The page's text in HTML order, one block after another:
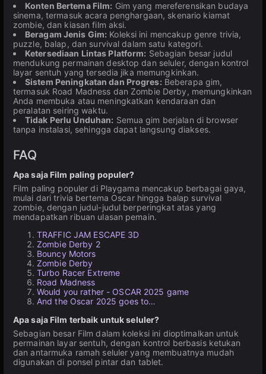
Konten Bertema Film: Gim yang mereferensikan budaya
sinema, termasuk acara penghargaan, skenario kiamat
zombie, dan kiasan film aksi.
Beragam Jenis Gim: Koleksi ini mencakup genre trivia,
puzzle, balap, dan survival dalam satu kategori.
Ketersediaan Lintas Platform: Sebagian besar judul
mendukung permainan desktop dan seluler, dengan kontrol
layar sentuh yang tersedia jika memungkinkan.
Sistem Peningkatan dan Progres: Beberapa gim,
termasuk Road Madness dan Zombie Derby, memungkinkan
Anda membuka atau meningkatkan kendaraan dan
peralatan seiring waktu.
Tidak Perlu Unduhan: Semua gim berjalan di browser
tanpa instalasi, sehingga dapat langsung diakses.
FAQ
Apa saja Film paling populer?
Film paling populer di Playgama mencakup berbagai gaya,
mulai dari trivia bertema Oscar hingga balap survival
zombie, dengan judul-judul berperingkat atas yang
mendapatkan ribuan ulasan pemain.
TRAFFIC JAM ESCAPE 3D
Zombie Derby 2
Bouncy Motors
Zombie Derby
Turbo Racer Extreme
Road Madness
Would you rather - OSCAR 2025 game
And the Oscar 2025 goes to…
Apa saja Film terbaik untuk seluler?
Sebagian besar Film dalam koleksi ini dioptimalkan untuk
permainan layar sentuh, dengan kontrol berbasis ketukan
dan antarmuka ramah seluler yang membuatnya mudah
digunakan di ponsel pintar dan tablet.